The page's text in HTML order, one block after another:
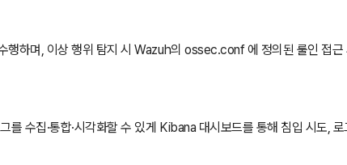
행하며, 이상 행위 탐지 시 Wazuh의 ossec.conf 에 정의된 룰인 접근
수집·통합·시각화할 수 있게 Kibana 대시보드를 통해 침입 시도, 로